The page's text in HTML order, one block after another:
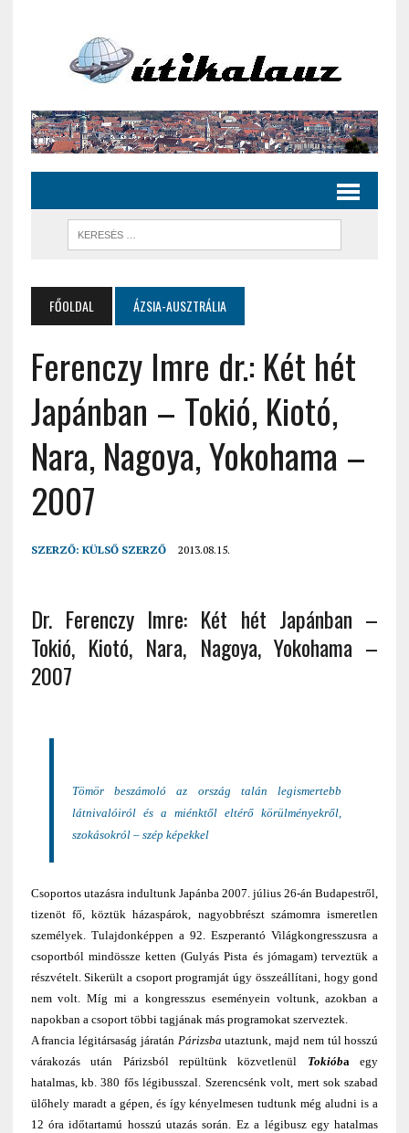
FŐOLDAL ÁZSIA-AUSZTRÁLIA
Ferenczy Imre dr.: Két hét
Japánban – Tokió, Kiotó,
Nara, Nagoya, Yokohama –
2007
SZERZŐ: KÜLSŐ SZERZŐ 2013.08.15.
Dr. Ferenczy Imre: Két hét Japánban –
Tokió, Kiotó, Nara, Nagoya, Yokohama –
2007
Tömör beszámoló az ország talán legismertebb
látnivalóiról és a miénktől eltérő körülményekről,
szokásokról – szép képekkel
Csoportos utazásra indultunk Japánba 2007. július 26-án Budapestről,
tizenöt fő, köztük házaspárok, nagyobbrészt számomra ismeretlen
személyek. Tulajdonképpen a 92. Eszperantó Világkongresszusra a
csoportból mindössze ketten (Gulyás Pista és jómagam) terveztük a
részvételt. Sikerült a csoport programját úgy összeállítani, hogy gond
nem volt. Míg mi a kongresszus eseményein voltunk, azokban a
napokban a csoport többi tagjának más programokat szerveztek.
A francia légitársaság járatán Párizsba utaztunk, majd nem túl hosszú
várakozás után Párizsból repültünk közvetlenül Tokióbaegy
hatalmas, kb. 380 fős légibusszal. Szerencsénk volt, mert sok szabad
ülőhely maradt a gépen, és így kényelmesen tudtunk még aludni is a
12 óra időtartamú hosszú utazás során. Ez a légibusz egy hatalmas